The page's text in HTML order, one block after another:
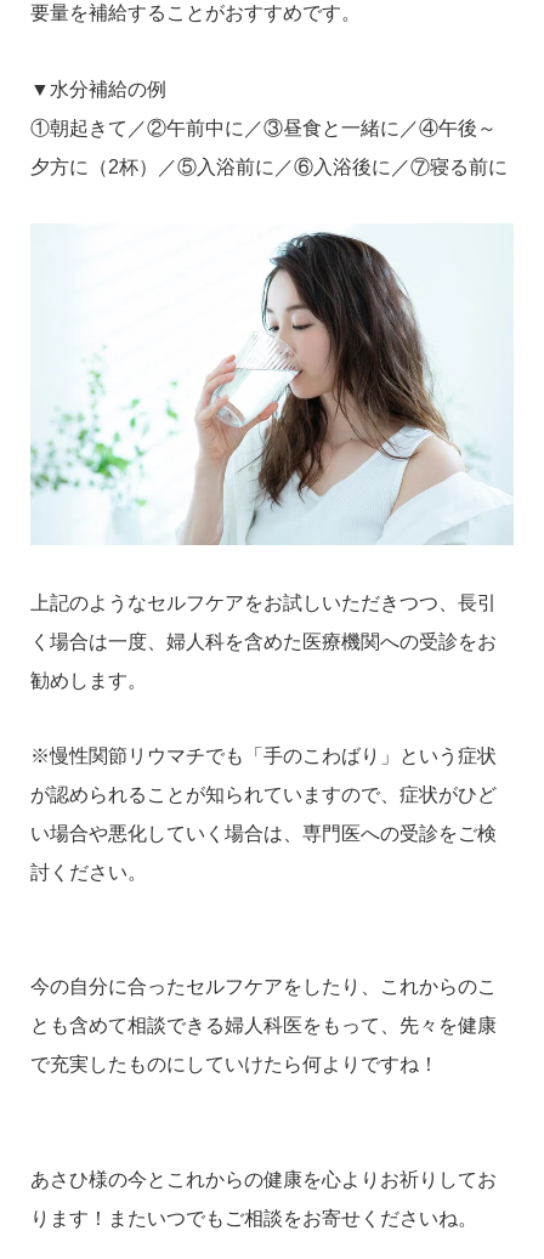
要量を補給することがおすすめです。
▼水分補給の例
①朝起きて／②午前中に／③昼食と一緒に／④午後～
夕方に（2杯）／⑤入浴前に／⑥入浴後に／⑦寝る前に
上記のようなセルフケアをお試しいただきつつ、長引
く場合は一度、婦人科を含めた医療機関への受診をお
勧めします。
※慢性関節リウマチでも「手のこわばり」という症状
が認められることが知られていますので、症状がひど
い場合や悪化していく場合は、専門医への受診をご検
討ください。
今の自分に合ったセルフケアをしたり、これからのこ
とも含めて相談できる婦人科医をもって、先々を健康
で充実したものにしていけたら何よりですね！
あさひ様の今とこれからの健康を心よりお祈りしてお
ります！またいつでもご相談をお寄せくださいね。